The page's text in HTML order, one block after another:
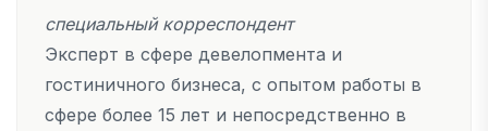
специальный корреспондент
Эксперт в сфере девелопмента и
гостиничного бизнеса, с опытом работы в
сфере более 15 лет и непосредственно в